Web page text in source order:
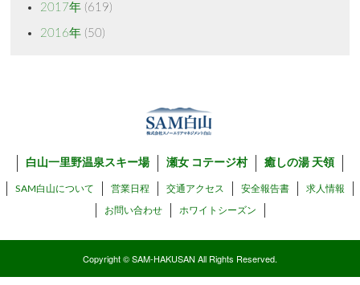
2017年(619)
2016年(50)
白山一里野温泉スキー場 瀬女 コテージ村 癒しの湯 天領
SAM白山について 営業日程 交通アクセス 安全報告書 求人情報
お問い合わせ ホワイトシーズン
Copyright © SAM-HAKUSAN All Rights Reserved.